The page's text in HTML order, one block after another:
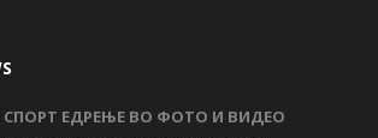
ЕДРЕЊЕ ВО ФОТО И ВИДЕО